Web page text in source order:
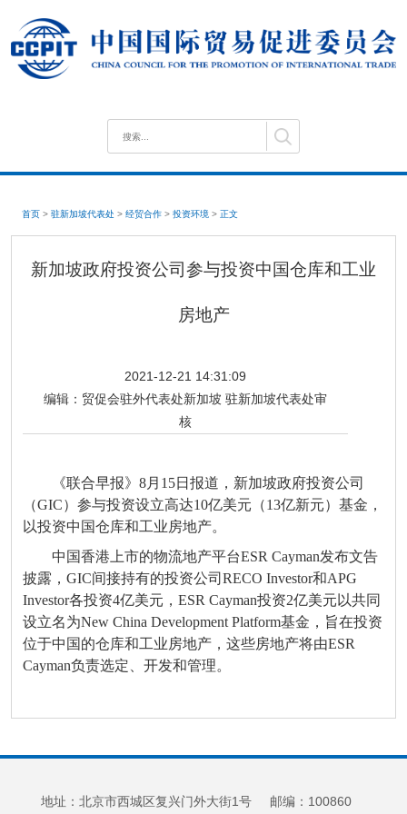
首页 > 驻新加坡代表处 > 经贸合作 > 投资环境 > 正文
新加坡政府投资公司参与投资中国仓库和工业
房地产
2021-12-21 14:31:09
编辑： 贸促会驻外代表处新加坡 驻新加坡代表处审
核
《联合早报》8月15日报道，新加坡政府投资公司
（GIC）参与投资设立高达10亿美元（13亿新元）基金，
以投资中国仓库和工业房地产。
中国香港上市的物流地产平台ESR Cayman发布文告
披露，GIC间接持有的投资公司RECO Investor和APG
Investor各投资4亿美元，ESR Cayman投资2亿美元以共同
设立名为New China Development Platform基金，旨在投资
位于中国的仓库和工业房地产，这些房地产将由ESR
Cayman负责选定、开发和管理。
地址：北京市西城区复兴门外大街1号 邮编：100860